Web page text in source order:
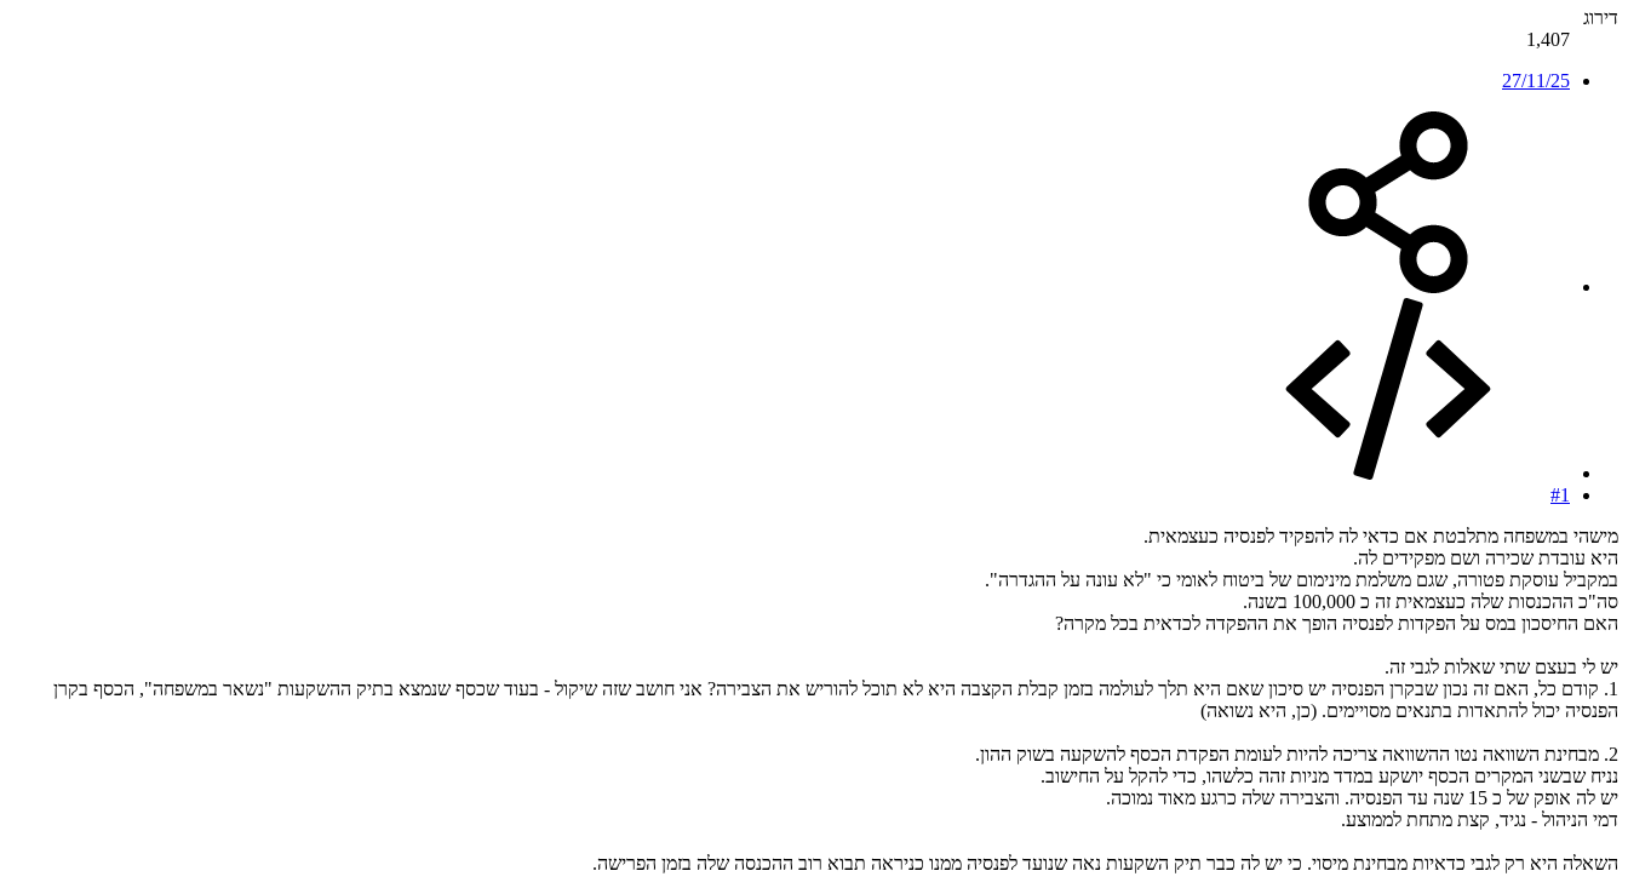
דירוג
1,407
27/11/25
#1
מישהי במשפחה מתלבטת אם כדאי לה להפקיד לפנסיה כעצמאית.
היא עובדת שכירה ושם מפקידים לה.
במקביל עוסקת פטורה, שגם משלמת מינימום של ביטוח לאומי כי "לא עונה על ההגדרה".
סה"כ ההכנסות שלה כעצמאית זה כ 100,000 בשנה.
האם החיסכון במס על הפקדות לפנסיה הופך את ההפקדה לכדאית בכל מקרה?
יש לי בעצם שתי שאלות לגבי זה.
1. קודם כל, האם זה נכון שבקרן הפנסיה יש סיכון שאם היא תלך לעולמה בזמן קבלת הקצבה היא לא תוכל להוריש את הצבירה? אני חושב שזה שיקול - בעוד שכסף שנמצא בתיק ההשקעות "נשאר במשפחה", הכסף בקרן
הפנסיה יכול להתאדות בתנאים מסויימים. (כן, היא נשואה)
2. מבחינת השוואה נטו ההשוואה צריכה להיות לעומת הפקדת הכסף להשקעה בשוק ההון.
נניח שבשני המקרים הכסף יושקע במדד מניות זהה כלשהו, כדי להקל על החישוב.
יש לה אופק של כ 15 שנה עד הפנסיה. והצבירה שלה כרגע מאוד נמוכה.
דמי הניהול - נגיד, קצת מתחת לממוצע.
השאלה היא רק לגבי כדאיות מבחינת מיסוי. כי יש לה כבר תיק השקעות נאה שנועד לפנסיה ממנו כניראה תבוא רוב ההכנסה שלה בזמן הפרישה.